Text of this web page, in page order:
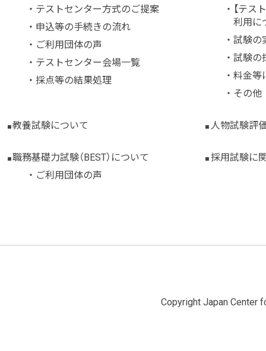
テストセンター方式のご提案
申込等の手続きの流れ
ご利用団体の声
テストセンター会場一覧
採点等の結果処理
【テス
利用に
試験の
試験の
料金等
その他
教養試験について
職務基礎力試験（BEST）について
ご利用団体の声
人物試験評
採用試験に
Copyright Japan Center